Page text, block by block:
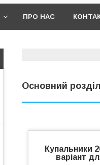
ПРО НАС
Основний розділ
Купальники
варіант